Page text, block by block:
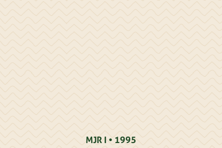
MJR I • 1995